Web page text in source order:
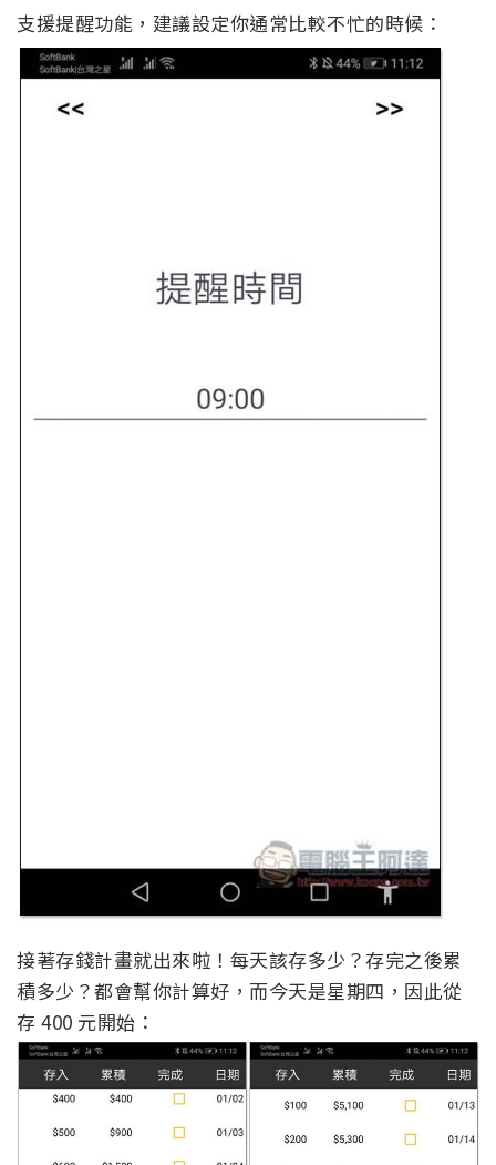
支援提醒功能，建議設定你通常比較不忙的時候：
接著存錢計畫就出來啦！每天該存多少？存完之後累
積多少？都會幫你計算好，而今天是星期四，因此從
存 400 元開始：